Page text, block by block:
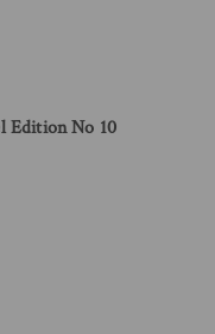
Edition No 10